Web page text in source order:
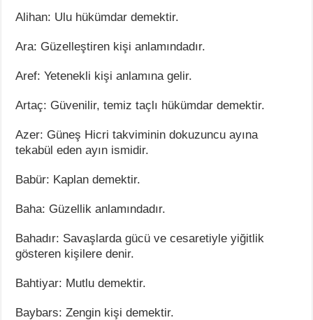
Alihan: Ulu hükümdar demektir.
Ara: Güzelleştiren kişi anlamındadır.
Aref: Yetenekli kişi anlamına gelir.
Artaç: Güvenilir, temiz taçlı hükümdar demektir.
Azer: Güneş Hicri takviminin dokuzuncu ayına
tekabül eden ayın ismidir.
Babür: Kaplan demektir.
Baha: Güzellik anlamındadır.
Bahadır: Savaşlarda gücü ve cesaretiyle yiğitlik
gösteren kişilere denir.
Bahtiyar: Mutlu demektir.
Baybars: Zengin kişi demektir.